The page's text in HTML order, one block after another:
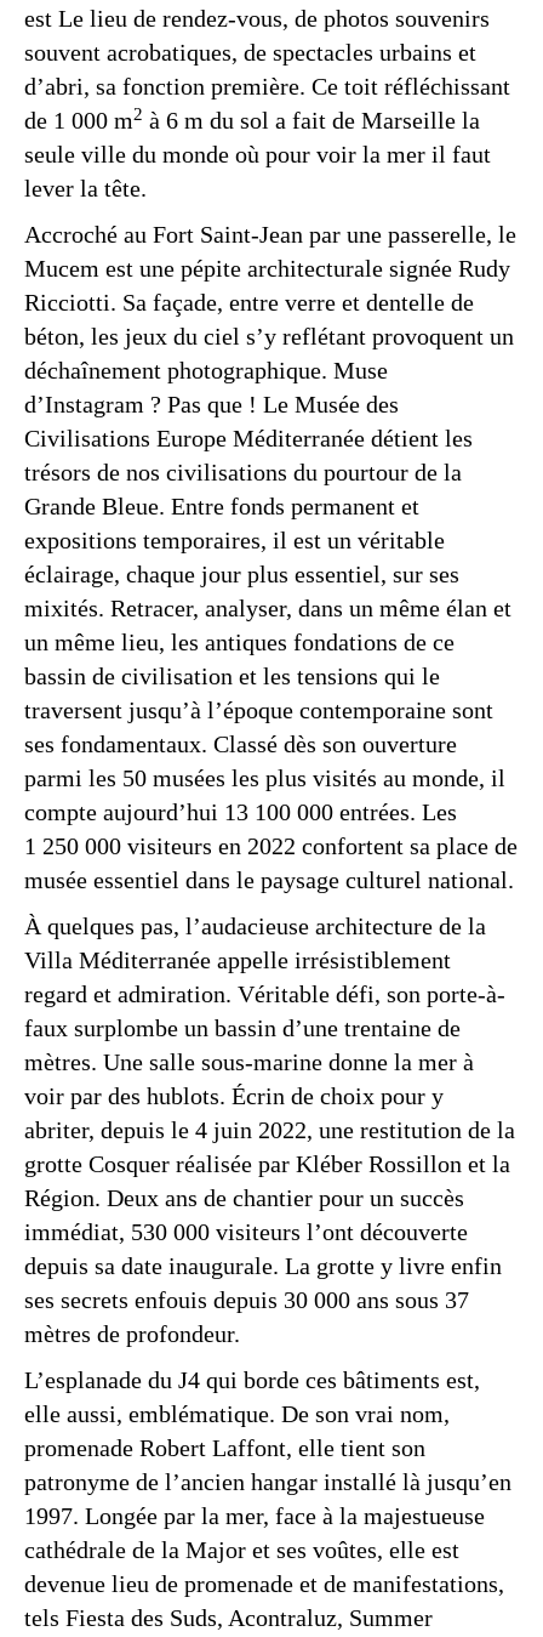
est Le lieu de rendez-vous, de photos souvenirs
souvent acrobatiques, de spectacles urbains et
d’abri, sa fonction première. Ce toit réfléchissant
de 1 000 m2 à 6 m du sol a fait de Marseille la
seule ville du monde où pour voir la mer il faut
lever la tête.
Accroché au Fort Saint-Jean par une passerelle, le
Mucem est une pépite architecturale signée Rudy
Ricciotti. Sa façade, entre verre et dentelle de
béton, les jeux du ciel s’y reflétant provoquent un
déchaînement photographique. Muse
d’Instagram ? Pas que ! Le Musée des
Civilisations Europe Méditerranée détient les
trésors de nos civilisations du pourtour de la
Grande Bleue. Entre fonds permanent et
expositions temporaires, il est un véritable
éclairage, chaque jour plus essentiel, sur ses
mixités. Retracer, analyser, dans un même élan et
un même lieu, les antiques fondations de ce
bassin de civilisation et les tensions qui le
traversent jusqu’à l’époque contemporaine sont
ses fondamentaux. Classé dès son ouverture
parmi les 50 musées les plus visités au monde, il
compte aujourd’hui 13 100 000 entrées. Les
1 250 000 visiteurs en 2022 confortent sa place de
musée essentiel dans le paysage culturel national.
À quelques pas, l’audacieuse architecture de la
Villa Méditerranée appelle irrésistiblement
regard et admiration. Véritable défi, son porte-à-
faux surplombe un bassin d’une trentaine de
mètres. Une salle sous-marine donne la mer à
voir par des hublots. Écrin de choix pour y
abriter, depuis le 4 juin 2022, une restitution de la
grotte Cosquer réalisée par Kléber Rossillon et la
Région. Deux ans de chantier pour un succès
immédiat, 530 000 visiteurs l’ont découverte
depuis sa date inaugurale. La grotte y livre enfin
ses secrets enfouis depuis 30 000 ans sous 37
mètres de profondeur.
L’esplanade du J4 qui borde ces bâtiments est,
elle aussi, emblématique. De son vrai nom,
promenade Robert Laffont, elle tient son
patronyme de l’ancien hangar installé là jusqu’en
1997. Longée par la mer, face à la majestueuse
cathédrale de la Major et ses voûtes, elle est
devenue lieu de promenade et de manifestations,
tels Fiesta des Suds, Acontraluz, Summer